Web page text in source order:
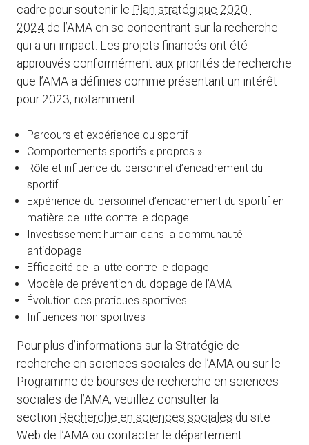
cadre pour soutenir le Plan stratégique 2020-
2024 de l’AMA en se concentrant sur la recherche
qui a un impact. Les projets financés ont été
approuvés conformément aux priorités de recherche
que l’AMA a définies comme présentant un intérêt
pour 2023, notamment :
Parcours et expérience du sportif
Comportements sportifs « propres »
Rôle et influence du personnel d’encadrement du
sportif
Expérience du personnel d’encadrement du sportif en
matière de lutte contre le dopage
Investissement humain dans la communauté
antidopage
Efficacité de la lutte contre le dopage
Modèle de prévention du dopage de l’AMA
Évolution des pratiques sportives
Influences non sportives
Pour plus d’informations sur la Stratégie de
recherche en sciences sociales de l’AMA ou sur le
Programme de bourses de recherche en sciences
sociales de l’AMA, veuillez consulter la
section Recherche en sciences sociales du site
Web de l’AMA ou contacter le département